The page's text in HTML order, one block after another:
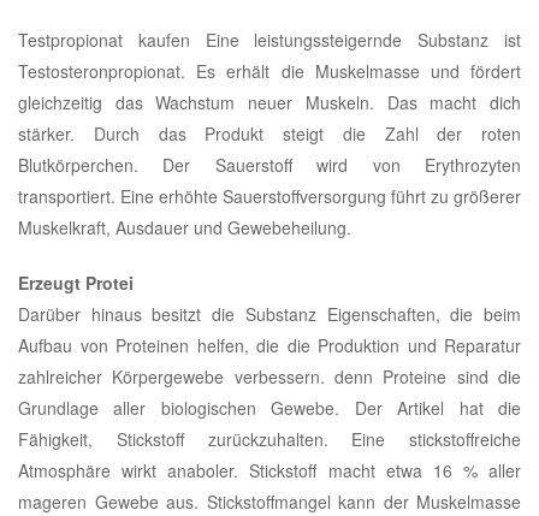
Testpropionat kaufen Eine leistungssteigernde Substanz ist
Testosteronpropionat. Es erhält die Muskelmasse und fördert
gleichzeitig das Wachstum neuer Muskeln. Das macht dich
stärker. Durch das Produkt steigt die Zahl der roten
Blutkörperchen. Der Sauerstoff wird von Erythrozyten
transportiert. Eine erhöhte Sauerstoffversorgung führt zu größerer
Muskelkraft, Ausdauer und Gewebeheilung.
Erzeugt Protei
Darüber hinaus besitzt die Substanz Eigenschaften, die beim
Aufbau von Proteinen helfen, die die Produktion und Reparatur
zahlreicher Körpergewebe verbessern. denn Proteine sind die
Grundlage aller biologischen Gewebe. Der Artikel hat die
Fähigkeit, Stickstoff zurückzuhalten. Eine stickstoffreiche
Atmosphäre wirkt anaboler. Stickstoff macht etwa 16 % aller
mageren Gewebe aus. Stickstoffmangel kann der Muskelmasse